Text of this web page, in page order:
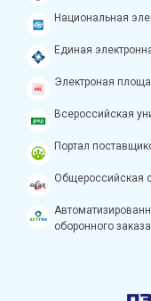
Национальная
Единая
Электроная
Всероссийская
Портал
Общероссийская
оборонного заказа